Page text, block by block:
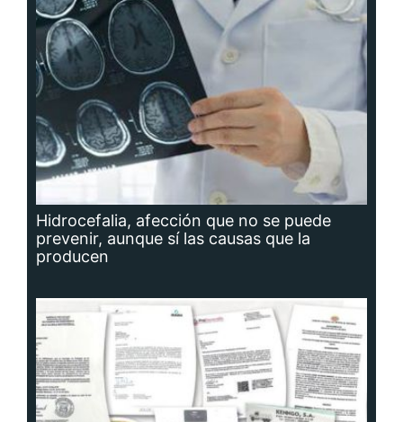
Hidrocefalia, afección que no se puede
prevenir, aunque sí las causas que la
producen